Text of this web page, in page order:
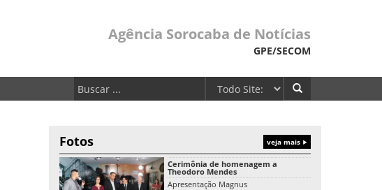
Agência Sorocaba de Notícias
GPE/SECOM
Fotos veja mais
Cerimônia de homenagem a
Theodoro Mendes
Apresentação Magnus